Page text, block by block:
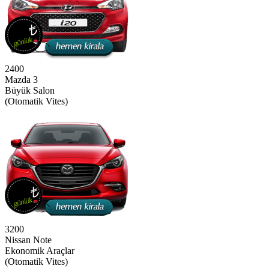
2400
Mazda 3
Büyük Salon
(Otomatik Vites)
3200
Nissan Note
Ekonomik Araçlar
(Otomatik Vites)